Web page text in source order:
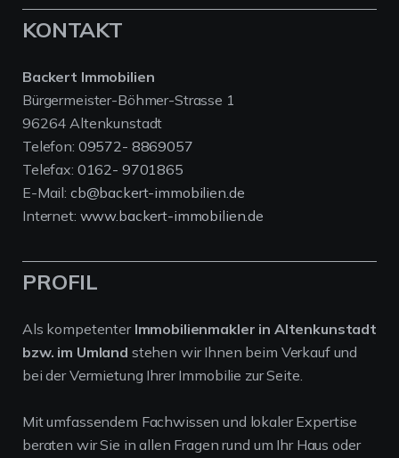
KONTAKT
Backert Immobilien
Bürgermeister-Böhmer-Strasse 1
96264 Altenkunstadt
Telefon: 09572- 8869057
Telefax: 0162- 9701865
E-Mail: cb@backert-immobilien.de
Internet: www.backert-immobilien.de
PROFIL
Als kompetenter Immobilienmakler in Altenkunstadt
bzw. im Umland stehen wir Ihnen beim Verkauf und
bei der Vermietung Ihrer Immobilie zur Seite.
Mit umfassendem Fachwissen und lokaler Expertise
beraten wir Sie in allen Fragen rund um Ihr Haus oder